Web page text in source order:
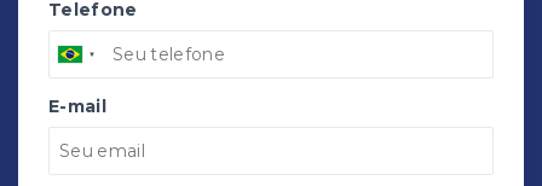
Telefone
E-mail